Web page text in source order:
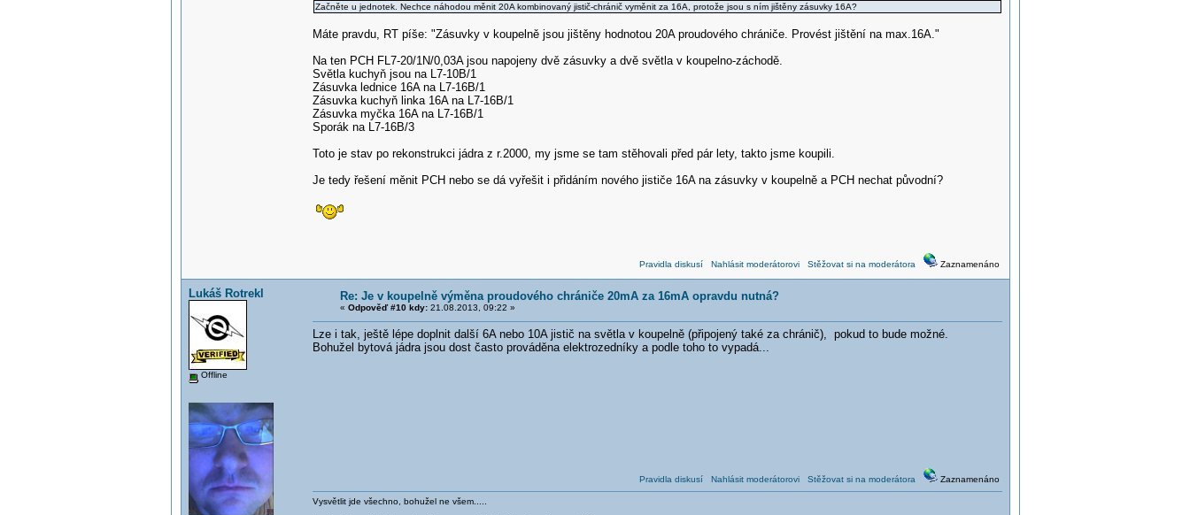
Začněte u jednotek. Nechce náhodou měnit 20A kombinovaný jistič-chránič vyměnit za 16A, protože jsou s ním jištěny zásuvky 16A?
Máte pravdu, RT píše: "Zásuvky v koupelně jsou jištěny hodnotou 20A proudového chrániče. Provést jištění na max.16A."
Na ten PCH FL7-20/1N/0,03A jsou napojeny dvě zásuvky a dvě světla v koupelno-záchodě.
Světla kuchyň jsou na L7-10B/1
Zásuvka lednice 16A na L7-16B/1
Zásuvka kuchyň linka 16A na L7-16B/1
Zásuvka myčka 16A na L7-16B/1
Sporák na L7-16B/3
Toto je stav po rekonstrukci jádra z r.2000, my jsme se tam stěhovali před pár lety, takto jsme koupili.
Je tedy řešení měnit PCH nebo se dá vyřešit i přidáním nového jističe 16A na zásuvky v koupelně a PCH nechat původní?
Pravidla diskusí Nahlásit moderátorovi Stěžovat si na moderátora Zaznamenáno
Lukáš Rotrekl
Offline
Re: Je v koupelně výměna proudového chrániče 20mA za 16mA opravdu nutná?
« Odpověď #10 kdy:21.08.2013, 09:22 »
Lze i tak, ještě lépe doplnit další 6A nebo 10A jistič na světla v koupelně (připojený také za chránič), pokud to bude možné.
Bohužel bytová jádra jsou dost často prováděna elektrozedníky a podle toho to vypadá...
Pravidla diskusí Nahlásit moderátorovi Stěžovat si na moderátora Zaznamenáno
Vysvětlit jde všechno, bohužel ne všem.....